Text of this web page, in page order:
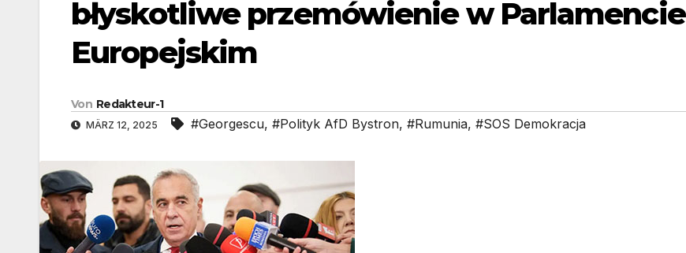
błyskotliwe przemówienie w Parlamencie
Europejskim
Von Redakteur-1
MÄRZ 12, 2025 #Georgescu, #Polityk AfD Bystron, #Rumunia, #SOS Demokracja